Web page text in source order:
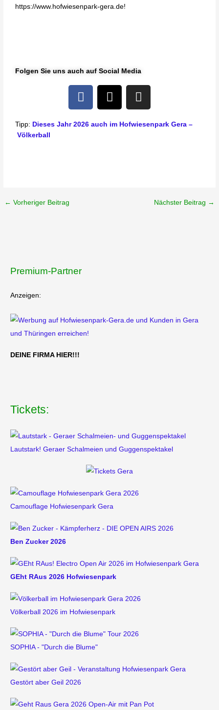
https://www.hofwiesenpark-gera.de!
Folgen Sie uns auch auf Social Media
F
a
e
X
-
w
I
n
t
Tipp: Dieses Jahr 2026 auch im Hofwiesenpark Gera –
Völkerball
← Vorheriger Beitrag Nächster Beitrag →
Premium-Partner
Anzeigen:
DEINE FIRMA HIER!!!
Tickets:
Lautstark! Geraer Schalmeien und Guggenspektakel
Camouflage Hofwiesenpark Gera
Ben Zucker 2026
GEht RAus 2026 Hofwiesenpark
Völkerball 2026 im Hofwiesenpark
SOPHIA - "Durch die Blume"
Gestört aber Geil 2026